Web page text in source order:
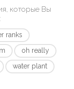
которые Вы
:
ranks
oh really
water plant